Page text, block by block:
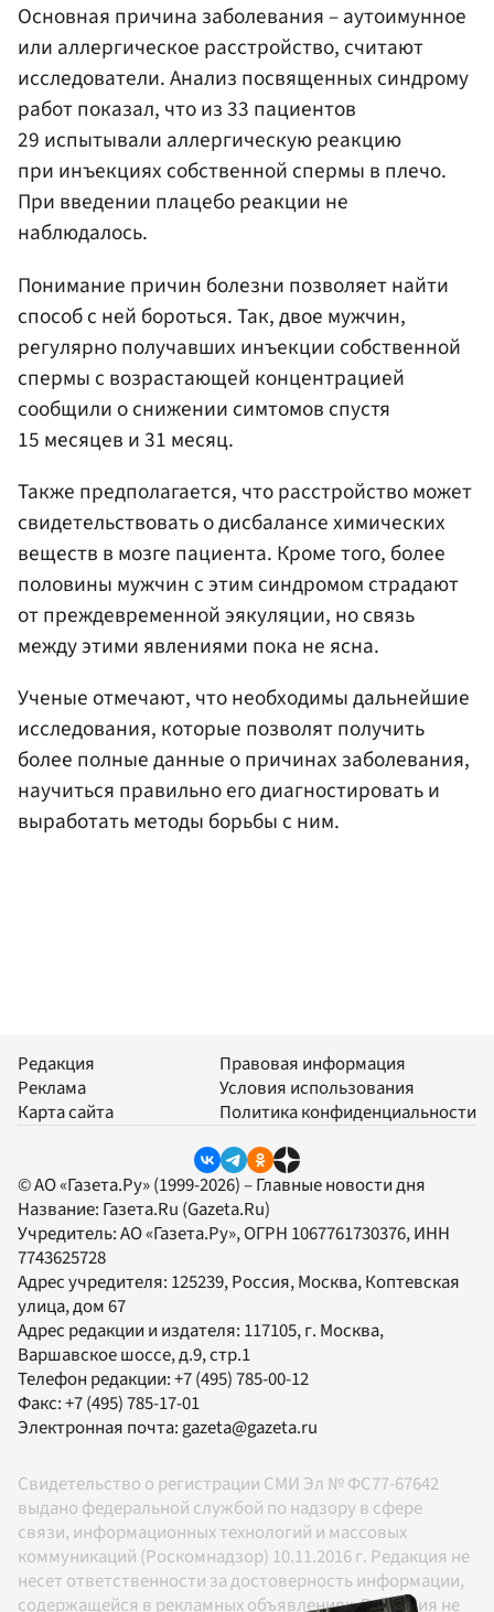
Основная причина заболевания – аутоимунное
или аллергическое расстройство, считают
исследователи. Анализ посвященных синдрому
работ показал, что из 33 пациентов
29 испытывали аллергическую реакцию
при инъекциях собственной спермы в плечо.
При введении плацебо реакции не
наблюдалось.
Понимание причин болезни позволяет найти
способ с ней бороться. Так, двое мужчин,
регулярно получавших инъекции собственной
спермы с возрастающей концентрацией
сообщили о снижении симтомов спустя
15 месяцев и 31 месяц.
Также предполагается, что расстройство может
свидетельствовать о дисбалансе химических
веществ в мозге пациента. Кроме того, более
половины мужчин с этим синдромом страдают
от преждевременной эякуляции, но связь
между этими явлениями пока не ясна.
Ученые отмечают, что необходимы дальнейшие
исследования, которые позволят получить
более полные данные о причинах заболевания,
научиться правильно его диагностировать и
выработать методы борьбы с ним.
Редакция
Реклама
Карта сайта
Правовая информация
Условия использования
Политика конфиденциальности
© АО «Газета.Ру» (1999-2026) – Главные новости дня
Название: Газета.Ru (Gazeta.Ru)
Учредитель:АО «Газета.Ру», ОГРН 1067761730376, ИНН
7743625728
Адрес учредителя: 125239, Россия, Москва, Коптевская
улица, дом 67
Адрес редакции и издателя: 117105, г. Москва,
Варшавское шоссе, д.9, стр.1
Телефон редакции:+7 (495) 785-00-12
Факс:+7 (495) 785-17-01
Электронная почта:gazeta@gazeta.ru
Свидетельство о регистрации СМИ Эл № ФС77-67642
выдано федеральной службой по надзору в сфере
связи, информационных технологий и массовых
коммуникаций (Роскомнадзор) 10.11.2016 г. Редакция не
несет ответственности за достоверность информации,
содержащейся в рекламных объявлениях. Редакция не